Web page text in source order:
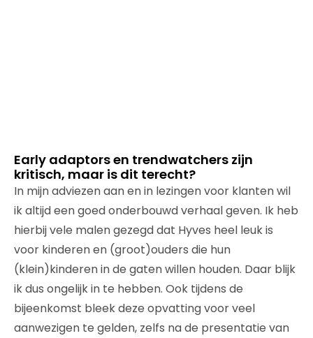
Early adaptors en trendwatchers zijn
kritisch, maar is dit terecht?
In mijn adviezen aan en in lezingen voor klanten wil
ik altijd een goed onderbouwd verhaal geven. Ik heb
hierbij vele malen gezegd dat Hyves heel leuk is
voor kinderen en (groot)ouders die hun
(klein)kinderen in de gaten willen houden. Daar blijk
ik dus ongelijk in te hebben. Ook tijdens de
bijeenkomst bleek deze opvatting voor veel
aanwezigen te gelden, zelfs na de presentatie van